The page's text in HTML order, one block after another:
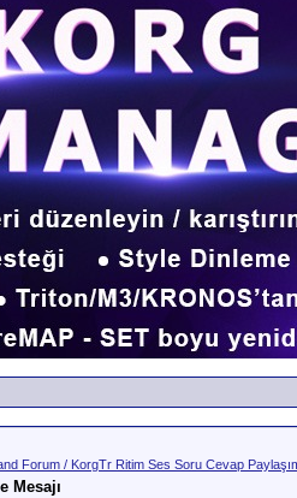
Forum / KorgTr Ritim Ses Soru Cevap
Mesajı